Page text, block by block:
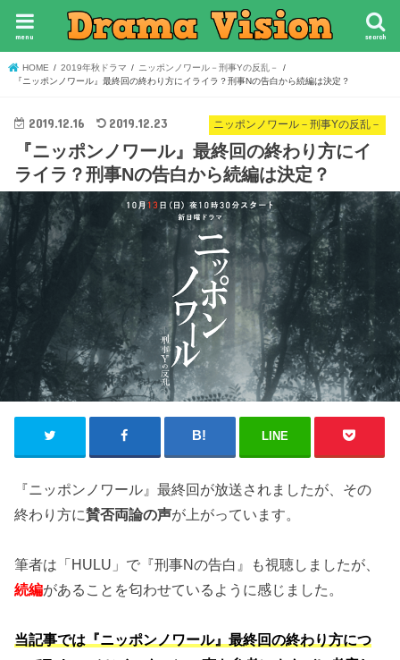
search
menu
HOME 2019年秋ドラマ
ニッポンノワール－刑事Yの反乱－
『ニッポンノワール』最終回の終わり方にイライラ？刑事Nの告白から続編は決定？
ニッポンノワール－刑事Yの反乱－
2019.12.16 2019.12.23
『ニッポンノワール』最終回の終わり方にイ
ライラ？刑事Nの告白から続編は決定？
LINE
『ニッポンノワール』最終回が放送されましたが、その
終わり方に賛否両論の声が上がっています。
筆者は「HULU」で『刑事Nの告白』も視聴しましたが、
続編があることを匂わせているように感じました。
当記事では『ニッポンノワール』最終回の終わり方につ